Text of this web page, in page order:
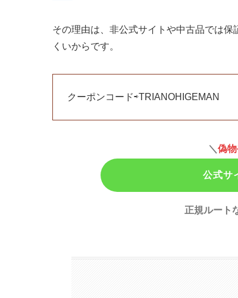
その理由は、非公式サイトや中古品では
くいからです。
クーポンコード⇨TRIANOHIGEMAN
＼ 偽
公式サ
正規ルート